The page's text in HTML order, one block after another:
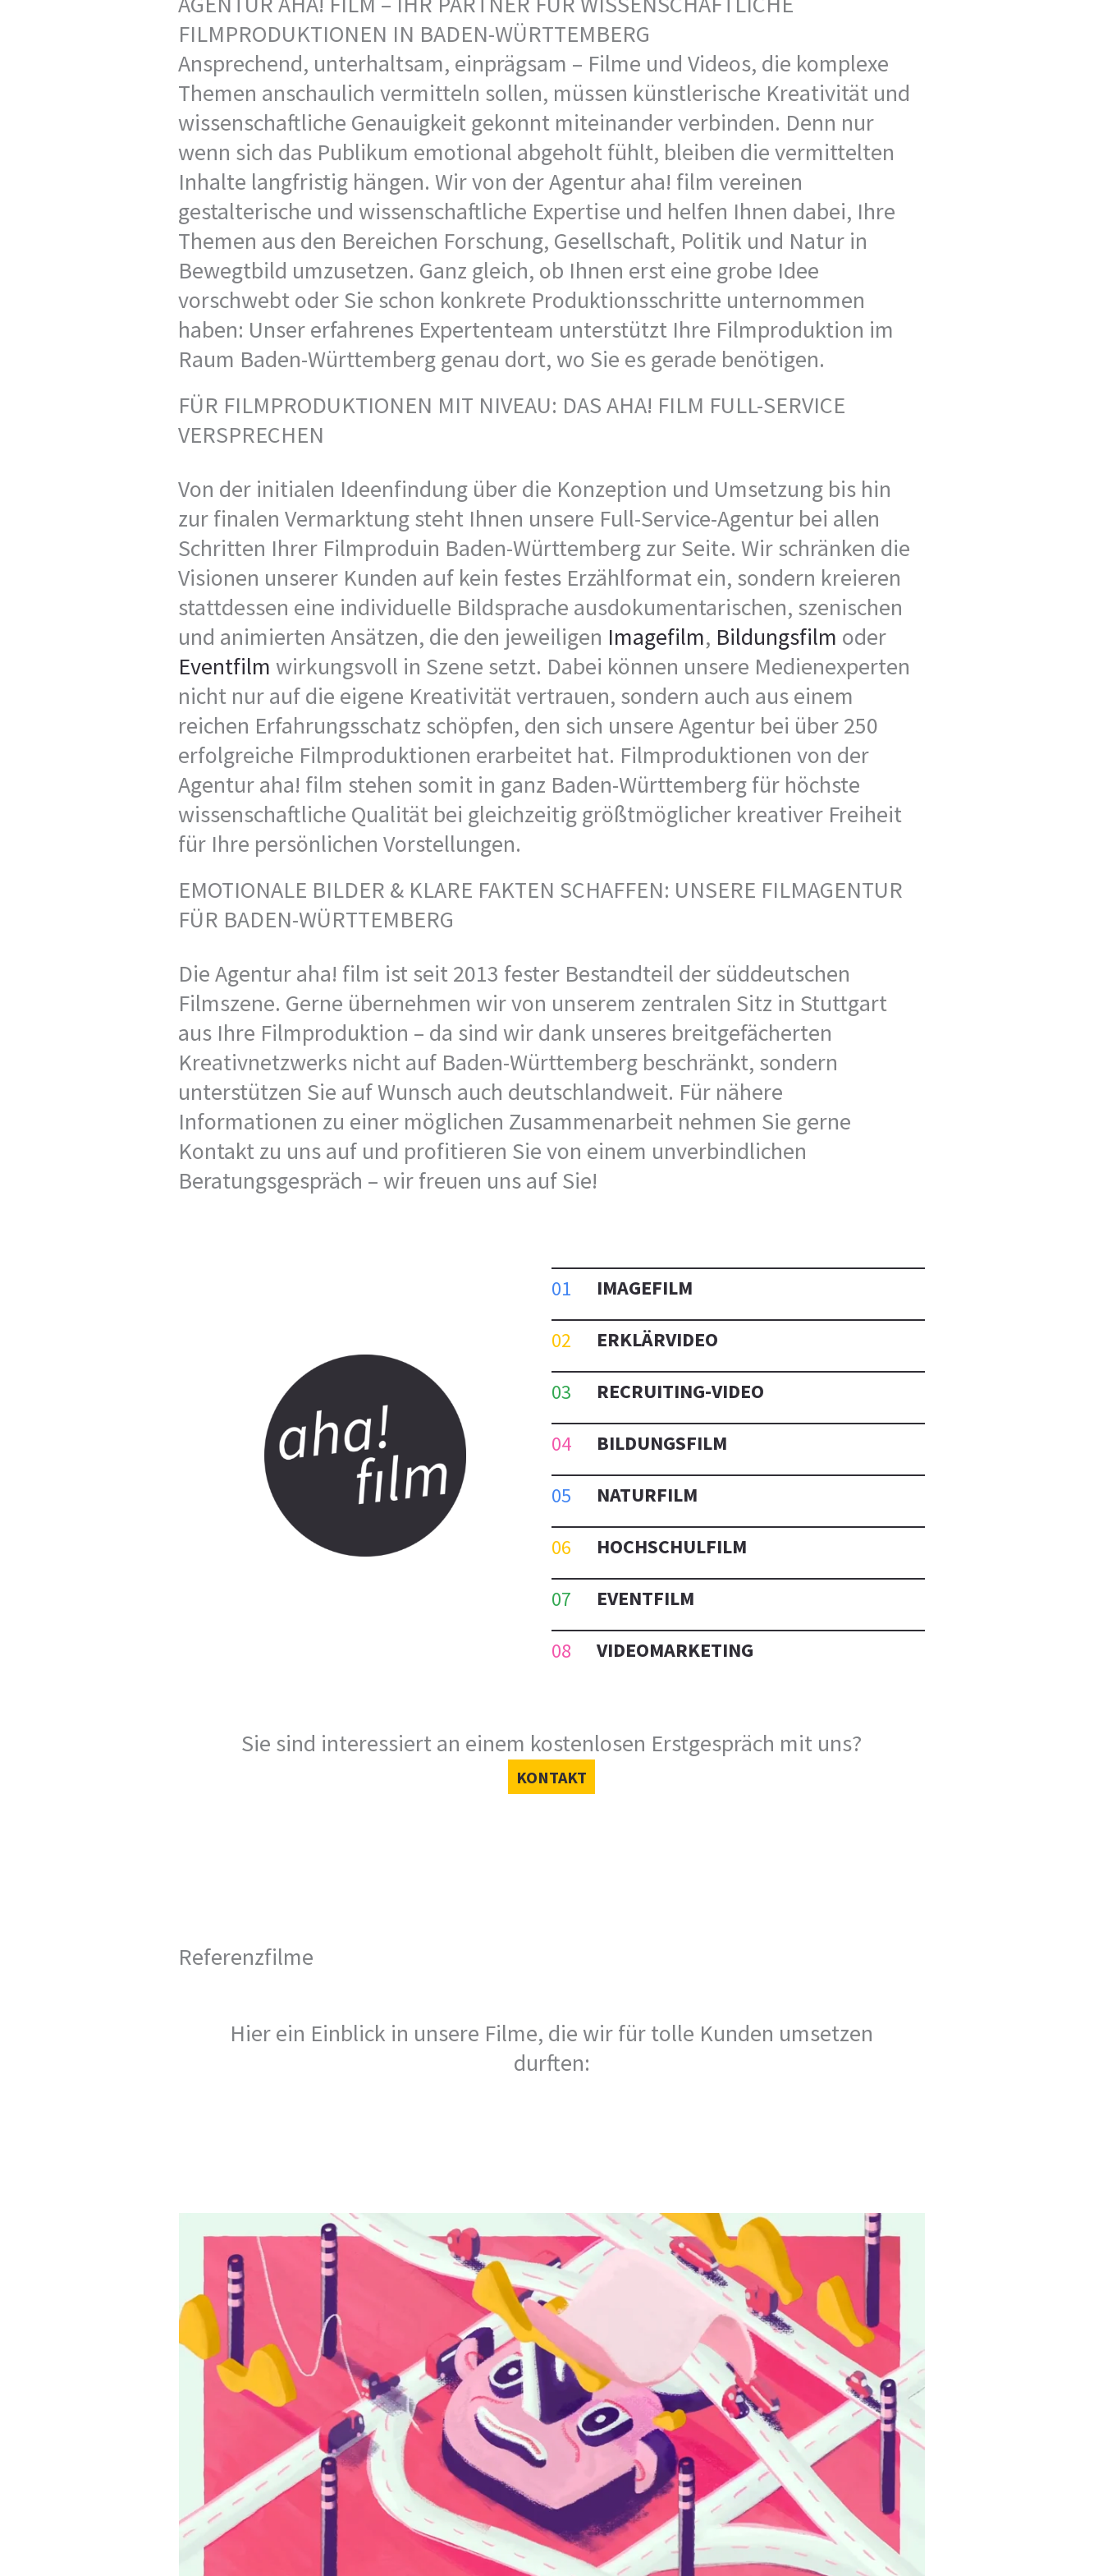
FILMPRODUKTIONEN IN BADEN-WÜRTTEMBERG
Ansprechend, unterhaltsam, einprägsam – Filme und Videos, die komplexe
Themen anschaulich vermitteln sollen, müssen künstlerische Kreativität und
wissenschaftliche Genauigkeit gekonnt miteinander verbinden. Denn nur
wenn sich das Publikum emotional abgeholt fühlt, bleiben die vermittelten
Inhalte langfristig hängen. Wir von der Agentur aha! film vereinen
gestalterische und wissenschaftliche Expertise und helfen Ihnen dabei, Ihre
Themen aus den Bereichen Forschung, Gesellschaft, Politik und Natur in
Bewegtbild umzusetzen. Ganz gleich, ob Ihnen erst eine grobe Idee
vorschwebt oder Sie schon konkrete Produktionsschritte unternommen
haben: Unser erfahrenes Expertenteam unterstützt Ihre Filmproduktion im
Raum Baden-Württemberg genau dort, wo Sie es gerade benötigen.
FÜR FILMPRODUKTIONEN MIT NIVEAU: DAS AHA! FILM FULL-SERVICE
VERSPRECHEN
Von der initialen Ideenfindung über die Konzeption und Umsetzung bis hin
zur finalen Vermarktung steht Ihnen unsere Full-Service-Agentur bei allen
Schritten Ihrer Filmproduin Baden-Württemberg zur Seite. Wir schränken die
Visionen unserer Kunden auf kein festes Erzählformat ein, sondern kreieren
stattdessen eine individuelle Bildsprache ausdokumentarischen, szenischen
und animierten Ansätzen, die den jeweiligen Imagefilm, Bildungsfilm oder
Eventfilm wirkungsvoll in Szene setzt. Dabei können unsere Medienexperten
nicht nur auf die eigene Kreativität vertrauen, sondern auch aus einem
reichen Erfahrungsschatz schöpfen, den sich unsere Agentur bei über 250
erfolgreiche Filmproduktionen erarbeitet hat. Filmproduktionen von der
Agentur aha! film stehen somit in ganz Baden-Württemberg für höchste
wissenschaftliche Qualität bei gleichzeitig größtmöglicher kreativer Freiheit
für Ihre persönlichen Vorstellungen.
EMOTIONALE BILDER & KLARE FAKTEN SCHAFFEN: UNSERE FILMAGENTUR
FÜR BADEN-WÜRTTEMBERG
Die Agentur aha! film ist seit 2013 fester Bestandteil der süddeutschen
Filmszene. Gerne übernehmen wir von unserem zentralen Sitz in Stuttgart
aus Ihre Filmproduktion – da sind wir dank unseres breitgefächerten
Kreativnetzwerks nicht auf Baden-Württemberg beschränkt, sondern
unterstützen Sie auf Wunsch auch deutschlandweit. Für nähere
Informationen zu einer möglichen Zusammenarbeit nehmen Sie gerne
Kontakt zu uns auf und profitieren Sie von einem unverbindlichen
Beratungsgespräch – wir freuen uns auf Sie!
IMAGEFILM
ERKLÄRVIDEO
RECRUITING-VIDEO
BILDUNGSFILM
NATURFILM
HOCHSCHULFILM
EVENTFILM
VIDEOMARKETING
Sie sind interessiert an einem kostenlosen Erstgespräch mit uns?
KONTAKT
Referenzfilme
Hier ein Einblick in unsere Filme, die wir für tolle Kunden umsetzen
durften: